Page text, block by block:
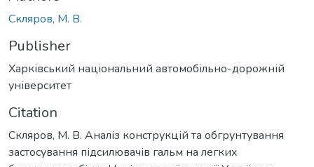
Скляров, М. В.
Publisher
Харківський національний автомобільно-дорожній
університет
Citation
Скляров, М. В. Аналіз конструкцій та обгрунтування
застосування підсилювачів гальм на легких